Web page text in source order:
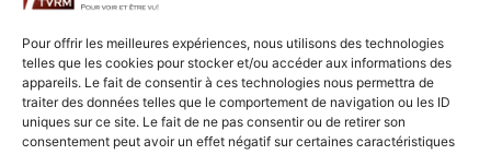
Pour offrir les meilleures expériences, nous utilisons des technologies
telles que les cookies pour stocker et/ou accéder aux informations des
appareils. Le fait de consentir à ces technologies nous permettra de
traiter des données telles que le comportement de navigation ou les ID
uniques sur ce site. Le fait de ne pas consentir ou de retirer son
consentement peut avoir un effet négatif sur certaines caractéristiques